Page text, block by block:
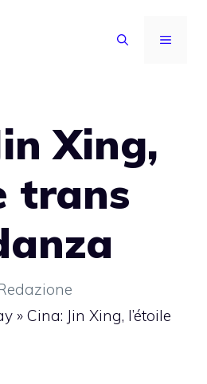
MENU
Xing,
trans
» Cina: Jin Xing, l’étoile